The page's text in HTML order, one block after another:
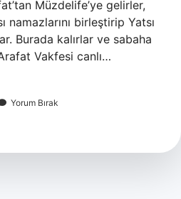
Müzdelife’ye gelirler,
namazlarını birleştirip Yatsı
Burada kalırlar ve sabaha
Vakfesi canlı…
Yorum Bırak